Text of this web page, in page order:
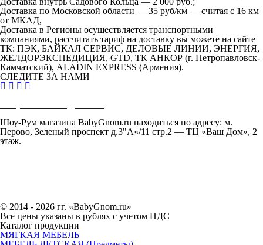
Доставка по Московской области — 35 руб/км — считая с 16 км
от МКАД,
Доставка в Регионы осуществляется транспортными
компаниями, рассчитать тариф на доставку вы можете на сайте
ТК: ПЭК, БАЙКАЛ СЕРВИС, ДЕЛОВЫЕ ЛИНИИ, ЭНЕРГИЯ,
ЖЕЛДОРЭКСПЕДИЦИЯ, GTD, ТК АНКОР (г. Петропавловск-
Камчатский), ALADIN EXPRESS (Армения).
СЛЕДИТЕ ЗА НАМИ
Шоу-Рум магазина BabyGnom.ru находиться по адресу: м.
Перово, Зеленый проспект д.3"А«/11 стр.2 — ТЦ «Ваш Дом», 2
этаж.
© 2014 - 2026 гг. «BabyGnom.ru»
Все цены указаны в рублях с учетом НДС
Каталог продукции
МЯГКАЯ МЕБЕЛЬ